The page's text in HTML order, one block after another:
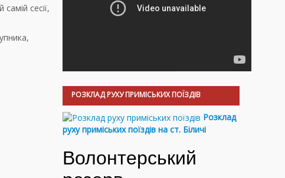
сесії,
РОЗКЛАД РУХУ ПРИМІСЬКИХ ПОЇЗДІВ
Розклад
руху приміських поїздів на ст. Біличі